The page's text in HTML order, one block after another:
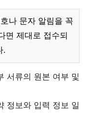
나 문자 알림을 꼭
면 제대로 접수되
.
서류의 원본 여부 및
정보와 입력 정보 일